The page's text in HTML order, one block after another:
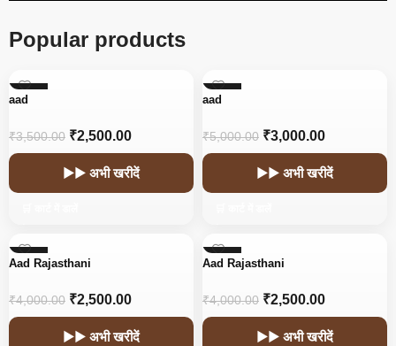
Popular products
-29%
aad
₹3,500.00 ₹2,500.00
▶▶ अभी खरीदें
-40%
aad
₹5,000.00 ₹3,000.00
▶▶ अभी खरीदें
-38%
Aad Rajasthani
₹4,000.00 ₹2,500.00
▶▶ अभी खरीदें
-38%
Aad Rajasthani
₹4,000.00 ₹2,500.00
▶▶ अभी खरीदें